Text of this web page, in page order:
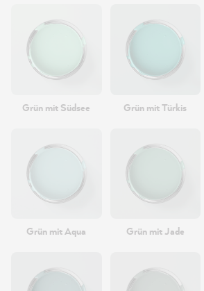
Grün mit Südsee Grün mit Türkis
Grün mit Aqua Grün mit Jade